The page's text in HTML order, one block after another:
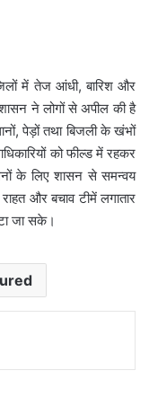
में तेज आंधी, बारिश और
ने लोगों से अपील की है
पेड़ों तथा बिजली के खंभों
को फील्ड में रहकर
के लिए शासन से समन्वय
और बचाव टीमें लगातार
जा सके।